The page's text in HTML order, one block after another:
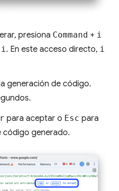
presiona Command + i
i . En este acceso directo, i
generación de código.
para aceptar o Esc para
código generado.